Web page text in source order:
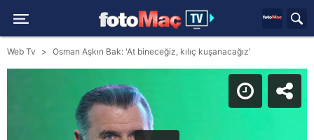
Web Tv Osman Aşkın Bak: 'At bineceğiz, kılıç kuşanacağız'